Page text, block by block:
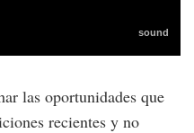
las oportunidades que
recientes y no